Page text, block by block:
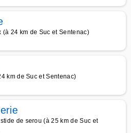
24 km de Suc et Sentenac)
km de Suc et Sentenac)
de serou (à 25 km de Suc et